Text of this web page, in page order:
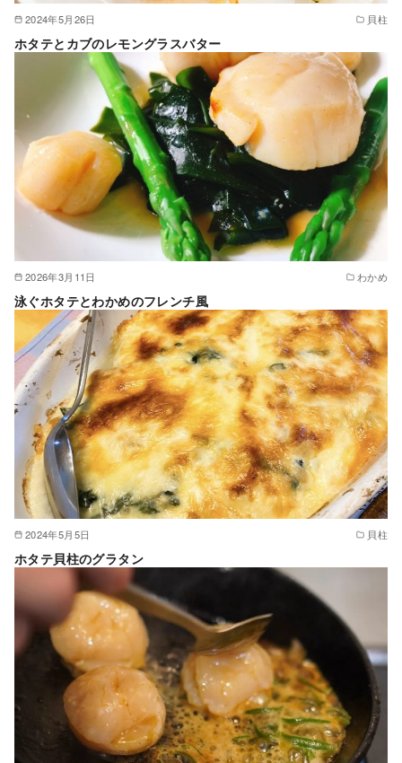
2024年5月26日 貝柱
ホタテとカブのレモングラスバター
2026年3月11日 わかめ
泳ぐホタテとわかめのフレンチ風
2024年5月5日 貝柱
ホタテ貝柱のグラタン